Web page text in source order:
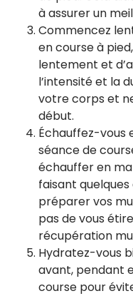
à assurer un
Commencez
en course à
lentement et
l’intensité et la
votre corps et
début.
Échauffez-vous
séance de
échauffer en
faisant
préparer vos
pas de vous
récupération
Hydratez-vous
avant, pendant
course pour